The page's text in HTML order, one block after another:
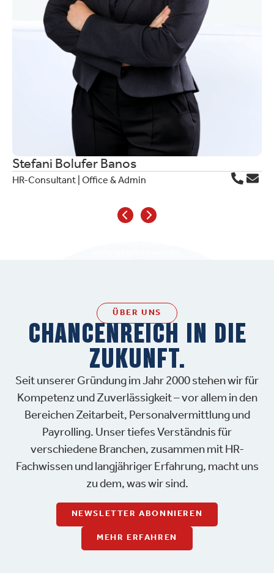
Stefani Bolufer Banos
HR-Consultant | Office & Admin
. Um auf den eigentlichen
Inhalt zuzugreifen, klicken Sie auf die
Erforderlichen Service
akzeptieren und Inhalte
entsperren
ÜBER UNS
CHANCENREICH IN DIE
ZUKUNFT.
Seit unserer Gründung im Jahr 2000 stehen wir für
Kompetenz und Zuverlässigkeit – vor allem in den
Bereichen Zeitarbeit, Personalvermittlung und
Payrolling. Unser tiefes Verständnis für
verschiedene Branchen, zusammen mit HR-
Fachwissen und langjähriger Erfahrung, macht uns
zu dem, was wir sind.
NEWSLETTER ABONNIEREN
MEHR ERFAHREN